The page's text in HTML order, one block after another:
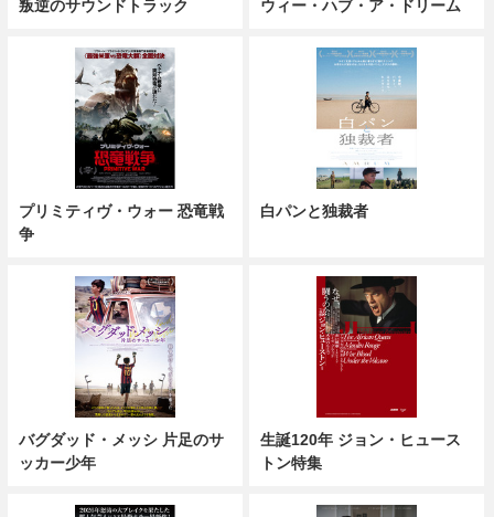
叛逆のサウンドトラック ウィー・ハブ・ア・ドリーム
プリミティヴ・ウォー 恐竜戦
争
白パンと独裁者
バグダッド・メッシ 片足のサ
ッカー少年
生誕120年 ジョン・ヒュース
トン特集